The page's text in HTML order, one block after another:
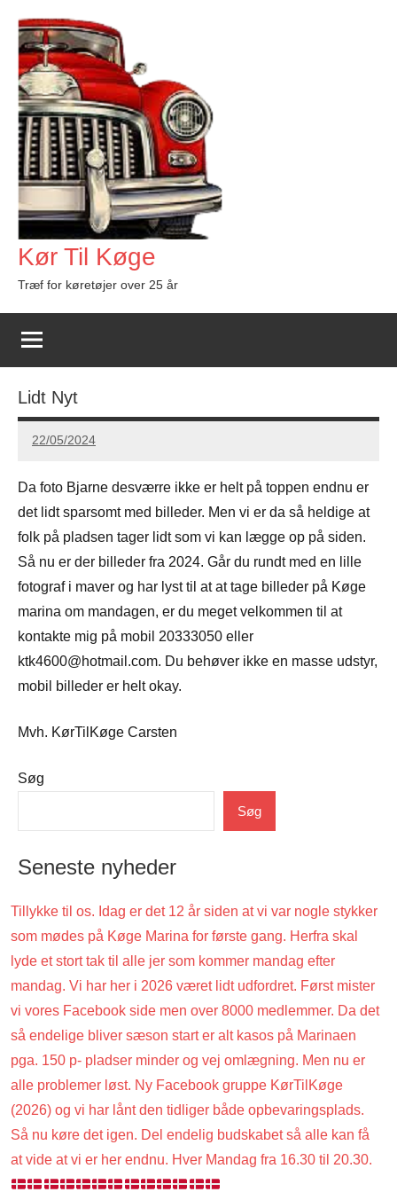
indhold
Kør Til Køge
Træf for køretøjer over 25 år
Lidt Nyt
22/05/2024
Carsten
Da foto Bjarne desværre ikke er helt på toppen endnu er
det lidt sparsomt med billeder. Men vi er da så heldige at
folk på pladsen tager lidt som vi kan lægge op på siden.
Så nu er der billeder fra 2024. Går du rundt med en lille
fotograf i maver og har lyst til at at tage billeder på Køge
marina om mandagen, er du meget velkommen til at
kontakte mig på mobil 20333050 eller
ktk4600@hotmail.com. Du behøver ikke en masse udstyr,
mobil billeder er helt okay.
Mvh. KørTilKøge Carsten
Søg
Søg
Seneste nyheder
Tillykke til os. Idag er det 12 år siden at vi var nogle stykker
som mødes på Køge Marina for første gang. Herfra skal
lyde et stort tak til alle jer som kommer mandag efter
mandag. Vi har her i 2026 været lidt udfordret. Først mister
vi vores Facebook side men over 8000 medlemmer. Da det
så endelige bliver sæson start er alt kasos på Marinaen
pga. 150 p- pladser minder og vej omlægning. Men nu er
alle problemer løst. Ny Facebook gruppe KørTilKøge
(2026) og vi har lånt den tidliger både opbevaringsplads.
Så nu køre det igen. Del endelig budskabet så alle kan få
at vide at vi er her endnu. Hver Mandag fra 16.30 til 20.30.